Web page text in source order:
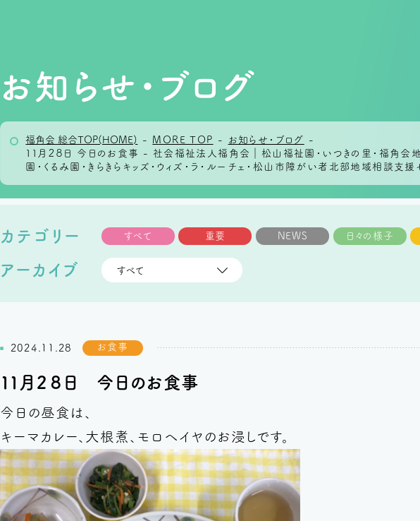
お知らせ・ブログ
福角会 総合TOP(HOME) - MORE TOP - お知らせ・ブログ
-
１１月２８日 今日のお食事 - 社会福祉法人福角会｜松山福祉園・いつきの里・福角
園・くるみ園・きらきらキッズ・ウィズ・ラ・ルーチェ・松山市障がい者北部地域相談支
カテゴリー すべて 重要 NEWS 日々の様子
アーカイブ
2024.11.28 お食事
１１月２８日 今日のお食事
今日の昼食は、
キーマカレー、大根煮、モロヘイヤのお浸しです。